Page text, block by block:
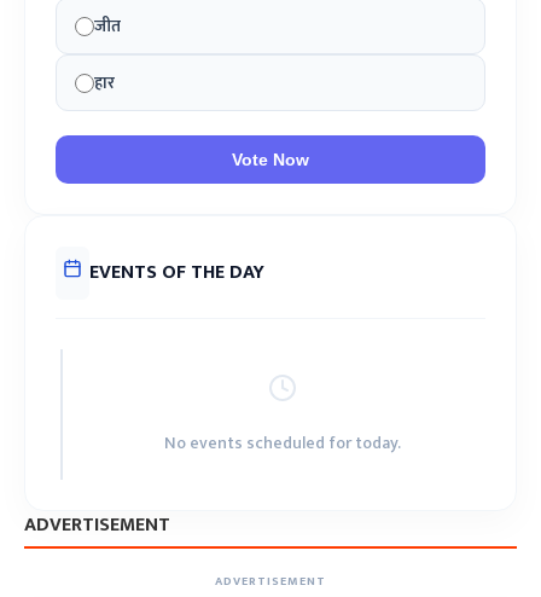
जीत
हार
Vote Now
EVENTS OF THE DAY
No events scheduled for today.
ADVERTISEMENT
ADVERTISEMENT